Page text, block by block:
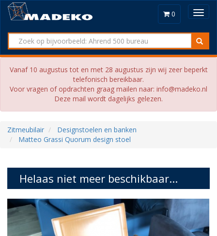
0
Vanaf 10 augustus tot en met 28 augustus zijn wij zeer beperkt
telefonisch bereikbaar.
Voor vragen of opdrachten graag mailen naar: info@madeko.nl
Deze mail wordt dagelijks gelezen.
Zitmeubilair
Designstoelen en banken
Matteo Grassi Quorum design stoel
Helaas niet meer beschikbaar...